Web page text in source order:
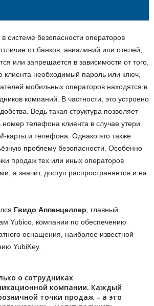
системе безопасности операторов
от банков, авиалиний или отелей,
или запрещается в зависимости от того,
клиента необходимый пароль или ключ,
мобильных операторов находятся в
компаний. В частности, это устроено
Ведь такая структура позволяет
номер телефона клиента в случае утери
карты и телефона. Однако это также
проблему безопасности. Особенно
продаж тех или иных операторов
а значит, доступ распространяется и на
Гвидо Аппенцеллер, главный
Yubico, компании по обеспечению
оснащения, наиболее известной
YubiKey.
о сотрудниках
компании. Каждый
точки продаж – а это